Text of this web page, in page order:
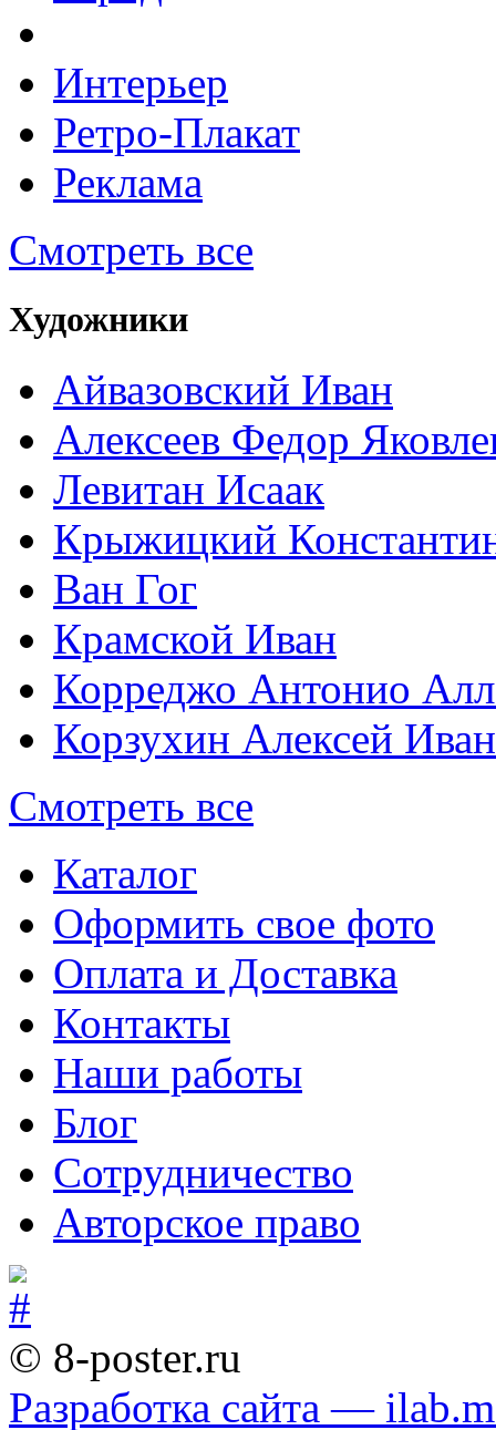
Интерьер
Ретро-Плакат
Реклама
Смотреть все
Художники
Айвазовский Иван
Алексеев Федор
Левитан Исаак
Крыжицкий
Ван Гог
Крамской Иван
Корреджо Антонио
Корзухин Алексей
Смотреть все
Каталог
Оформить свое фото
Оплата и Доставка
Контакты
Наши работы
Блог
Сотрудничество
Авторское право
© 8-poster.ru
Разработка сайта —